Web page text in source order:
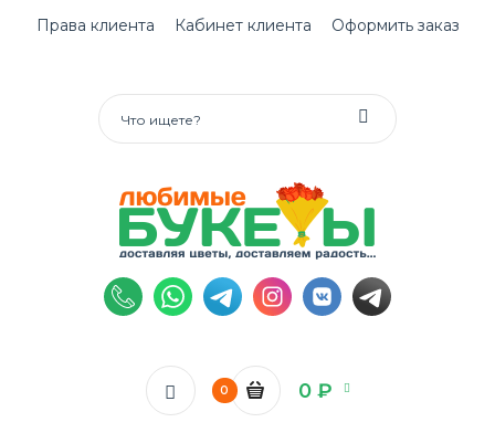
Права клиента Кабинет клиента Оформить заказ
0 0 ₽